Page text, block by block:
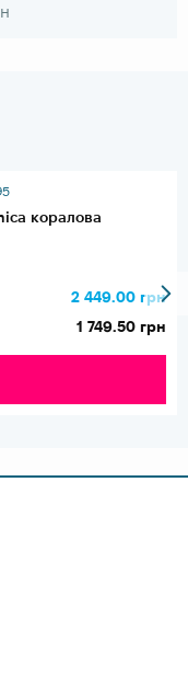
коралова
2 449.00 грн
1 749.50 грн